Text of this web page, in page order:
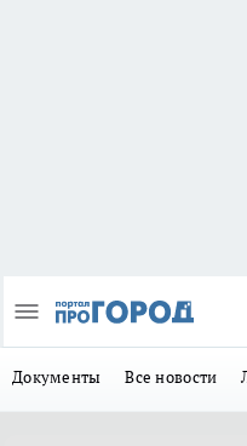
Документы Все новости